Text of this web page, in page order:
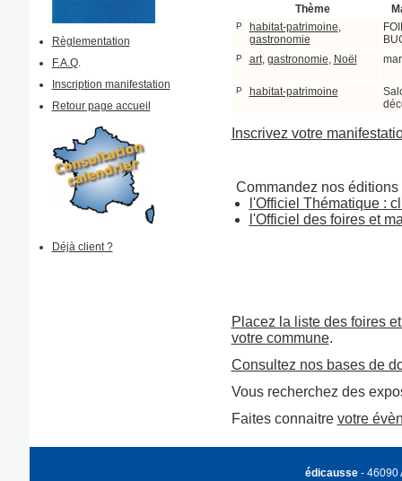
Règlementation
F.A.Q.
Inscription manifestation
Retour page accueil
Déjà client ?
Thème
P habitat-patrimoine,
gastronomie
P art, gastronomie, Noël
P habitat-patrimoine
Inscrivez votre
Commandez nos éditions
l'Officiel Thématique :
l'Officiel des foires et
Placez la liste des foires
votre commune.
Consultez nos bases de
Vous recherchez des
Faites connaitre votre
édicausse - 46090